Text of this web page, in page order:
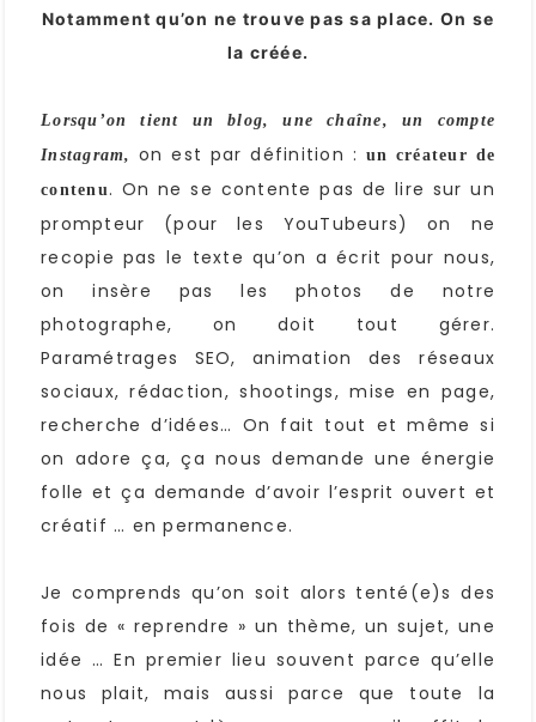
Notamment qu’on ne trouve pas sa place. On se
la créée.
Lorsqu’on tient un blog, une chaîne, un compte
Instagram,on est par définition : un créateur de
contenu. On ne se contente pas de lire sur un
prompteur (pour les YouTubeurs) on ne
recopie pas le texte qu’on a écrit pour nous,
on insère pas les photos de notre
photographe, on doit tout gérer.
Paramétrages SEO, animation des réseaux
sociaux, rédaction, shootings, mise en page,
recherche d’idées… On fait tout et même si
on adore ça, ça nous demande une énergie
folle et ça demande d’avoir l’esprit ouvert et
créatif … en permanence.
Je comprends qu’on soit alors tenté(e)s des
fois de « reprendre » un thème, un sujet, une
idée … En premier lieu souvent parce qu’elle
nous plait, mais aussi parce que toute la